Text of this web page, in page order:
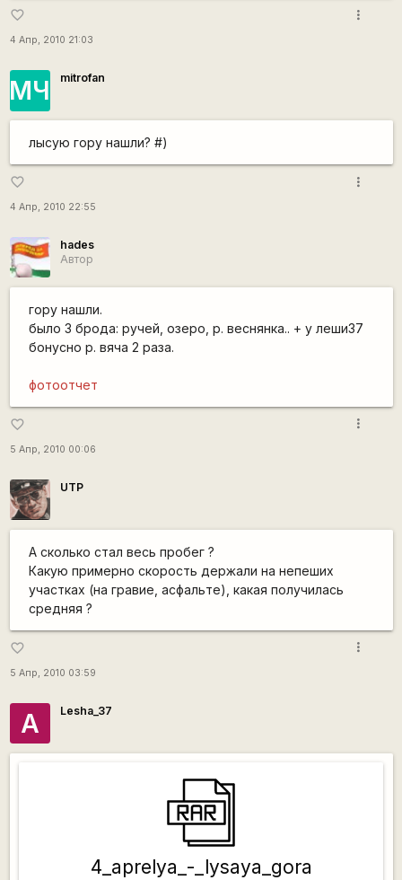
favorite_border
4 Апр, 2010 21:03
more_vert
МЧ mitrofan
лысую гору нашли? #)
favorite_border
4 Апр, 2010 22:55
more_vert
hades
Автор
гору нашли.
было 3 брода: ручей, озеро, р. веснянка.. + у леши37
бонусно р. вяча 2 раза.
фотоотчет
favorite_border
5 Апр, 2010 00:06
more_vert
UTP
А сколько стал весь пробег ?
Какую примерно скорость держали на непеших
участках (на гравие, асфальте), какая получилась
средняя ?
favorite_border
5 Апр, 2010 03:59
more_vert
А Lesha_37
4_aprelya_-_lysaya_gora